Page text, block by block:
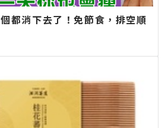
都消下去了！免節食，排空順